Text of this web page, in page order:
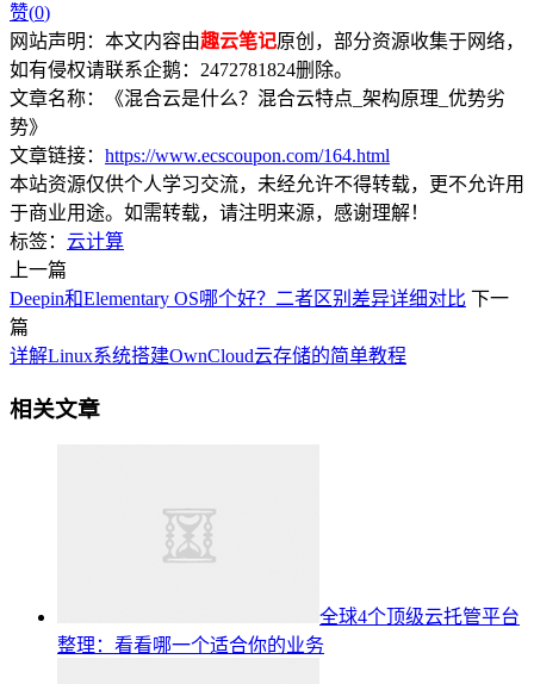
赞(0)
网站声明：本文内容由趣云笔记原创，部分资源收集于网络，
如有侵权请联系企鹅：2472781824删除。
文章名称：《混合云是什么？混合云特点_架构原理_优势劣
势》
文章链接： https://www.ecscoupon.com/164.html
本站资源仅供个人学习交流，未经允许不得转载，更不允许用
于商业用途。如需转载，请注明来源，感谢理解！
标签： 云计算
上一篇
Deepin和Elementary OS哪个好？二者区别差异详细对比 下一
篇
详解Linux系统搭建OwnCloud云存储的简单教程
相关文章
全球4个顶级云托管平台
整理：看看哪一个适合你的业务